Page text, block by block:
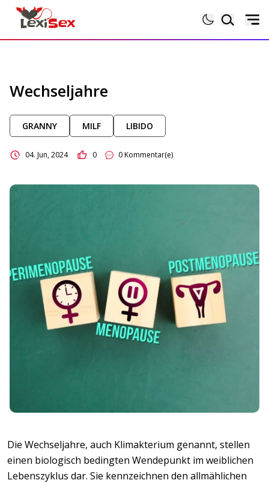
Wechseljahre
GRANNY MILF LIBIDO
04. Jun, 2024 0 0 Kommentar(e)
Die Wechseljahre, auch Klimakterium genannt, stellen
einen biologisch bedingten Wendepunkt im weiblichen
Lebenszyklus dar. Sie kennzeichnen den allmählichen